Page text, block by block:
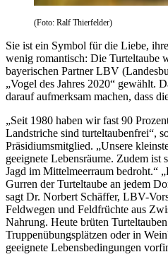
(Foto: Ralf Thierfelder)
Sie ist ein Symbol für die Liebe,
wenig romantisch: Die Turteltaube
bayerischen Partner LBV
„Vogel des Jahres 2020“ gewählt.
darauf aufmerksam machen, dass
„Seit 1980 haben wir fast 90
Landstriche sind turteltaubenfrei“,
Präsidiumsmitglied. „Unsere
geeignete Lebensräume. Zudem ist
Jagd im Mittelmeerraum bedroht.“
Gurren der Turteltaube an jedem
sagt Dr. Norbert Schäffer, LBV-
Feldwegen und Feldfrüchte aus
Nahrung. Heute brüten
Truppenübungsplätzen oder in
geeignete Lebensbedingungen